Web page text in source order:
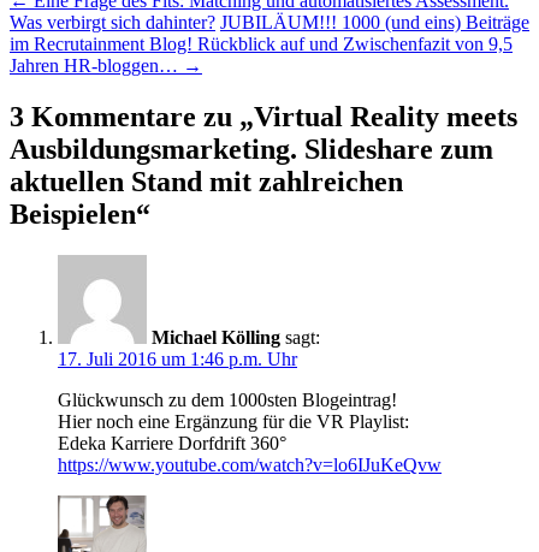
Was verbirgt sich dahinter? JUBILÄUM!!! 1000 (und eins) Beiträge
im Recrutainment Blog! Rückblick auf und Zwischenfazit von 9,5
Jahren HR-bloggen… →
3 Kommentare zu „Virtual Reality meets
Ausbildungsmarketing. Slideshare zum
aktuellen Stand mit zahlreichen
Beispielen“
Michael Kölling sagt:
17. Juli 2016 um 1:46 p.m. Uhr
Glückwunsch zu dem 1000sten Blogeintrag!
Hier noch eine Ergänzung für die VR Playlist:
Edeka Karriere Dorfdrift 360°
https://www.youtube.com/watch?v=lo6IJuKeQvw